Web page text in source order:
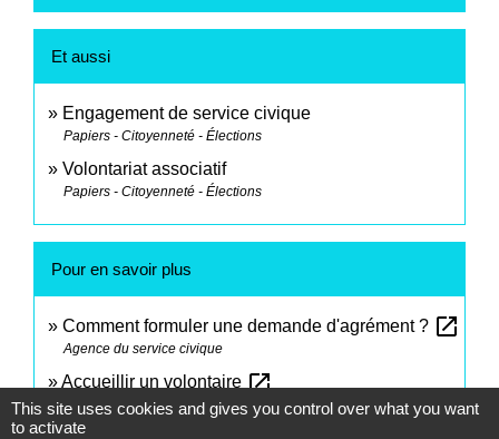
Et aussi
Engagement de service civique
Papiers - Citoyenneté - Élections
Volontariat associatif
Papiers - Citoyenneté - Élections
Pour en savoir plus
Comment formuler une demande d'agrément ? open_in_new
Agence du service civique
Accueillir un volontaire open_in_new
Agence du service civique
This site uses cookies and gives you control over what you want
to activate